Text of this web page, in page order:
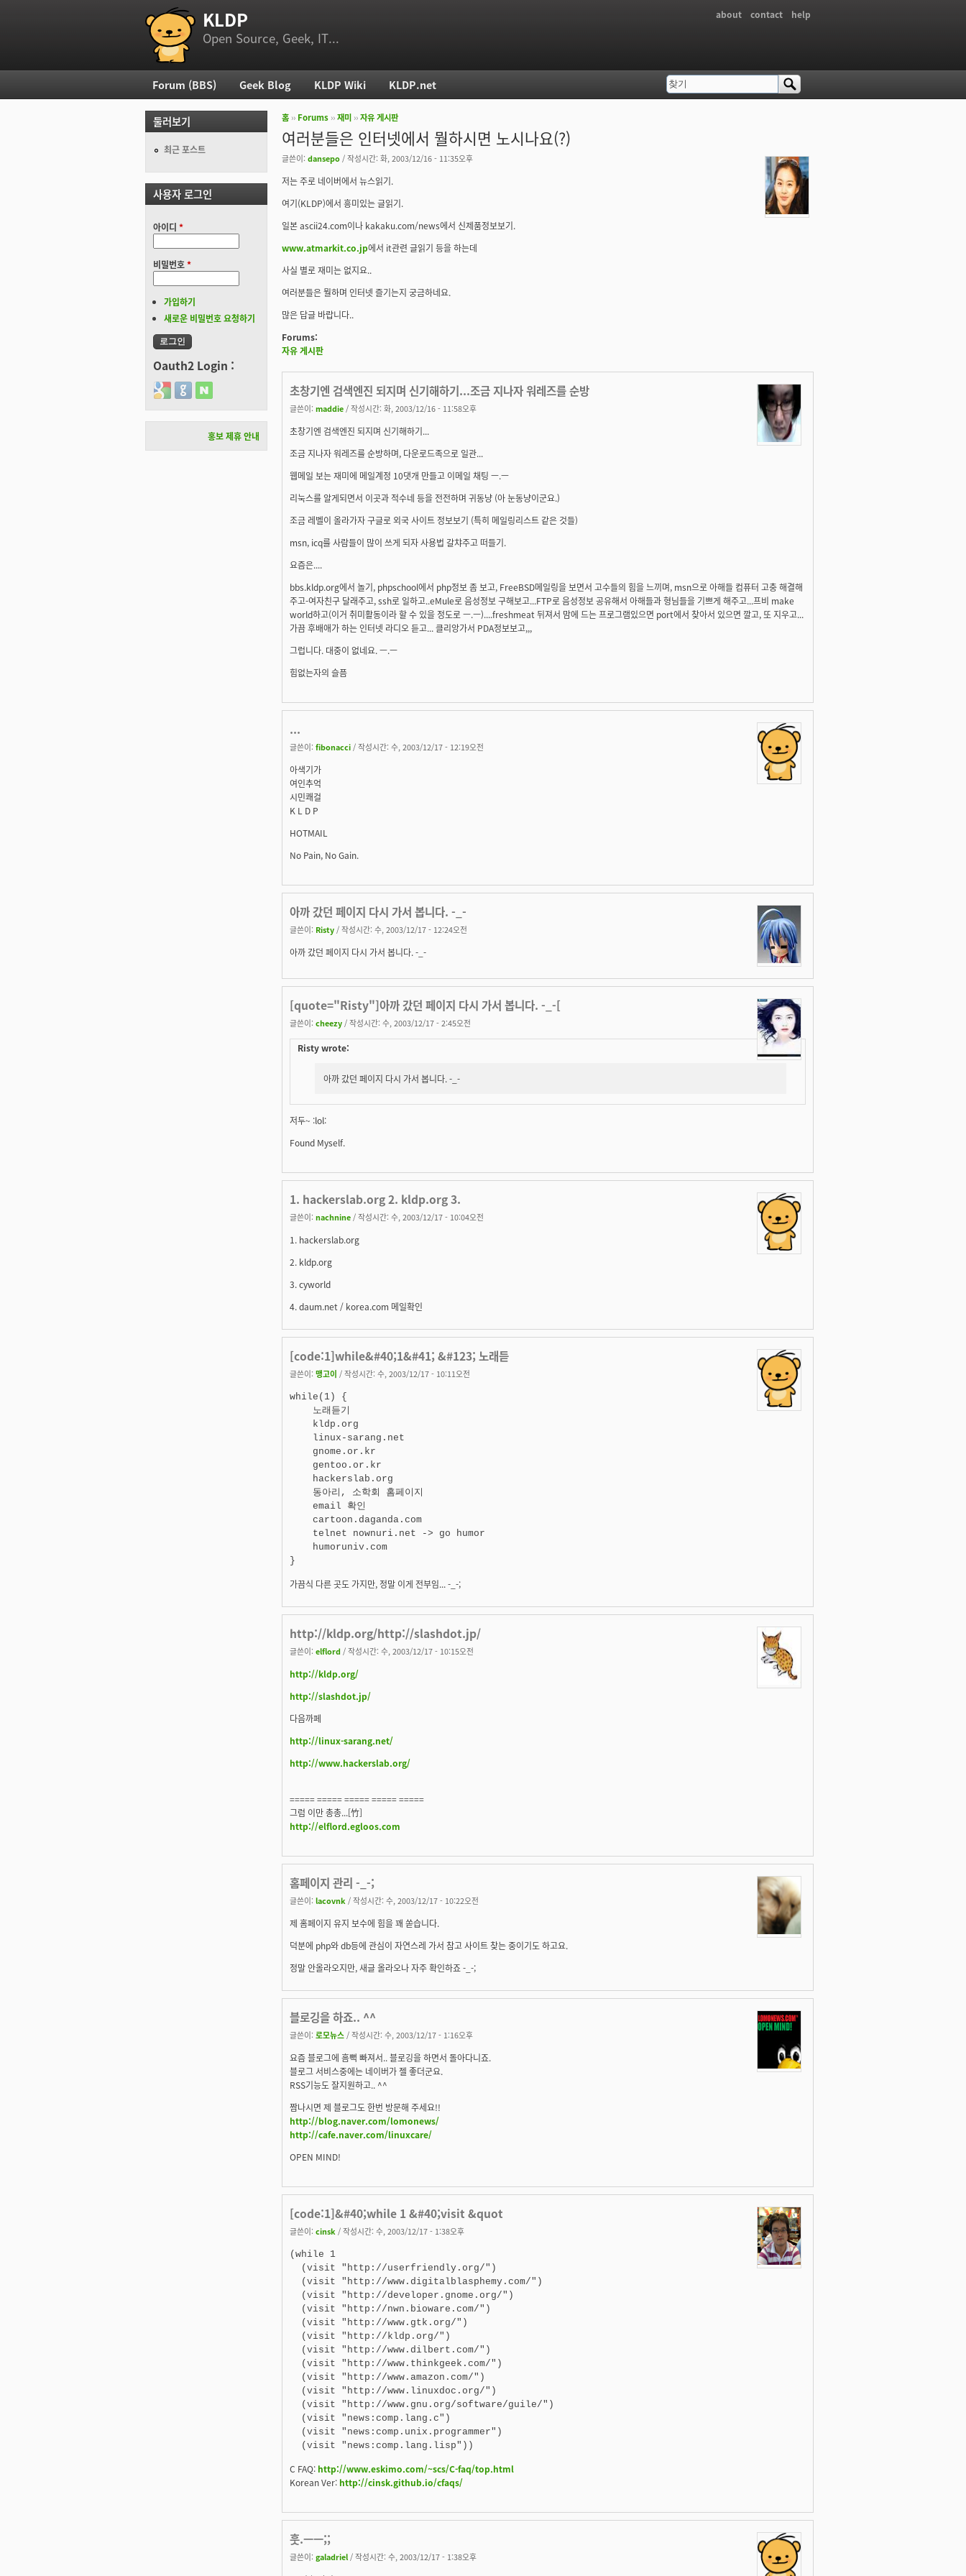
부 메뉴
about contact help
KLDP
Open Source, Geek, IT...
현재 위치
홈 ›› Forums ››재미 ››자유 게시판
여러분들은 인터넷에서 뭘하시면 노시나요(?)
글쓴이: dansepo / 작성시간: 화, 2003/12/16 - 11:35오후
저는 주로 네이버에서 뉴스읽기.
여기(KLDP)에서 흥미있는 글읽기.
일본 ascii24.com이나 kakaku.com/news에서 신제품정보보기.
www.atmarkit.co.jp에서 it관련 글읽기 등을 하는데
사실 별로 재미는 없지요..
여러분들은 뭘하며 인터넷 즐기는지 궁금하네요.
많은 답글 바랍니다..
Forums:
자유 게시판
초창기엔 검색엔진 되지며 신기해하기...조금 지나자 워레즈를 순방
글쓴이: maddie / 작성시간: 화, 2003/12/16 - 11:58오후
초창기엔 검색엔진 되지며 신기해하기...
조금 지나자 워레즈를 순방하며, 다운로드족으로 일관...
웹메일 보는 재미에 메일계정 10댓개 만들고 이메일 채팅 ㅡ.ㅡ
리눅스를 알게되면서 이곳과 적수네 등을 전전하며 귀동냥 (아 눈동냥이군요.)
조금 레벨이 올라가자 구글로 외국 사이트 정보보기 (특히 메일링리스트 같은 것들)
msn, icq를 사람들이 많이 쓰게 되자 사용법 갈챠주고 떠들기.
요즘은....
bbs.kldp.org에서 놀기, phpschool에서 php정보 좀 보고, FreeBSD메일링을 보면서 고수들의 힘을 느끼며, msn으로 아해들 컴퓨터 고충 해결해
주고-여자친구 달래주고, ssh로 일하고..eMule로 음성정보 구해보고...FTP로 음성정보 공유해서 아해들과 형님들을 기쁘게 해주고...프비 make
world하고(이거 취미활동이라 할 수 있을 정도로 ㅡ.ㅡ)....freshmeat 뒤져서 맘에 드는 프로그램있으면 port에서 찾아서 있으면 깔고, 또 지우고...
가끔 후배애가 하는 인터넷 라디오 듣고... 클리앙가서 PDA정보보고,,,
그럽니다. 대중이 없네요. ㅡ.ㅡ
힘없는자의 슬픔
...
글쓴이: fibonacci / 작성시간: 수, 2003/12/17 - 12:19오전
아색기가
여인추억
시민쾌걸
K L D P
HOTMAIL
No Pain, No Gain.
아까 갔던 페이지 다시 가서 봅니다. -_-
글쓴이: Risty / 작성시간: 수, 2003/12/17 - 12:24오전
아까 갔던 페이지 다시 가서 봅니다. -_-
[quote="Risty"]아까 갔던 페이지 다시 가서 봅니다. -_-[
글쓴이: cheezy / 작성시간: 수, 2003/12/17 - 2:45오전
Risty wrote:
아까 갔던 페이지 다시 가서 봅니다. -_-
저두~ :lol:
Found Myself.
1. hackerslab.org 2. kldp.org 3.
글쓴이: nachnine / 작성시간: 수, 2003/12/17 - 10:04오전
1. hackerslab.org
2. kldp.org
3. cyworld
4. daum.net / korea.com 메일확인
[code:1]while&#40;1&#41; &#123; 노래듣
글쓴이: 맹고이 / 작성시간: 수, 2003/12/17 - 10:11오전
while(1) {
    노래듣기
    kldp.org
    linux-sarang.net
    gnome.or.kr
    gentoo.or.kr
    hackerslab.org
    동아리, 소학회 홈페이지
    email 확인
    cartoon.daganda.com
    telnet nownuri.net -> go humor
    humoruniv.com
}
가끔식 다른 곳도 가지만, 정말 이게 전부임... -_-;
http://kldp.org/http://slashdot.jp/
글쓴이: elflord / 작성시간: 수, 2003/12/17 - 10:15오전
http://kldp.org/
http://slashdot.jp/
다음까페
http://linux-sarang.net/
http://www.hackerslab.org/
===== ===== ===== ===== =====
그럼 이만 총총...[竹]
http://elflord.egloos.com
홈페이지 관리 -_-;
글쓴이: lacovnk / 작성시간: 수, 2003/12/17 - 10:22오전
제 홈페이지 유지 보수에 힘을 꽤 쏟습니다.
덕분에 php와 db등에 관심이 자연스레 가서 참고 사이트 찾는 중이기도 하고요.
정말 안올라오지만, 새글 올라오나 자주 확인하죠 -_-;
블로깅을 하죠.. ^^
글쓴이: 로모뉴스 / 작성시간: 수, 2003/12/17 - 1:16오후
요즘 블로그에 흠뻑 빠져서.. 블로깅을 하면서 돌아다니죠.
블로그 서비스중에는 네이버가 젤 좋더군요.
RSS기능도 잘지원하고.. ^^
짬나시면 제 블로그도 한번 방문해 주세요!!
http://blog.naver.com/lomonews/
http://cafe.naver.com/linuxcare/
OPEN MIND!
[code:1]&#40;while 1 &#40;visit &quot
글쓴이: cinsk / 작성시간: 수, 2003/12/17 - 1:38오후
(while 1
  (visit "http://userfriendly.org/")
  (visit "http://www.digitalblasphemy.com/")
  (visit "http://developer.gnome.org/")
  (visit "http://nwn.bioware.com/")
  (visit "http://www.gtk.org/")
  (visit "http://kldp.org/")
  (visit "http://www.dilbert.com/")
  (visit "http://www.thinkgeek.com/")
  (visit "http://www.amazon.com/")
  (visit "http://www.linuxdoc.org/")
  (visit "http://www.gnu.org/software/guile/")
  (visit "news:comp.lang.c")
  (visit "news:comp.unix.programmer")
  (visit "news:comp.lang.lisp"))
C FAQ: http://www.eskimo.com/~scs/C-faq/top.html
Korean Ver: http://cinsk.github.io/cfaqs/
훗.ㅡㅡ;;
글쓴이: galadriel/ 작성시간: 수, 2003/12/17 - 1:38오후
주 메뉴
Forum (BBS) Geek Blog KLDP Wiki KLDP.net 검색 폼
찾기
둘러보기
최근 포스트
사용자 로그인
아이디 *
비밀번호*
가입하기
새로운 비밀번호 요청하기
Oauth2 Login :
Login with Google
Login with GitHub
Login with Naver
홍보 제휴 안내